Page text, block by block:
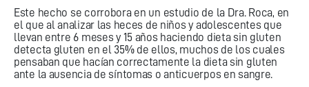
Este hecho se corrobora en un estudio de la Dra. Roca, en
el que al analizar las heces de niños y adolescentes que
llevan entre 6 meses y 15 años haciendo dieta sin gluten
detecta gluten en el 35% de ellos, muchos de los cuales
pensaban que hacían correctamente la dieta sin gluten
ante la ausencia de síntomas o anticuerpos en sangre.